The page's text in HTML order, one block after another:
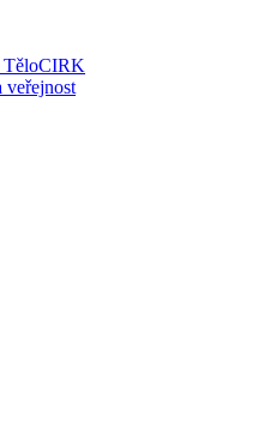
TěloCIRK
veřejnost